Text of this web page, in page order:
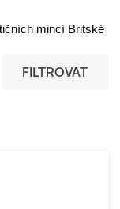
mincí Britské
FILTROVAT